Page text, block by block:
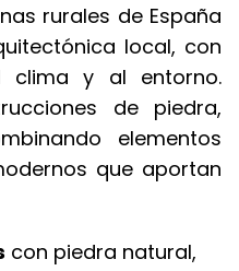
rurales de España
local, con
clima y al entorno.
de piedra,
elementos
que aportan
con piedra natural,